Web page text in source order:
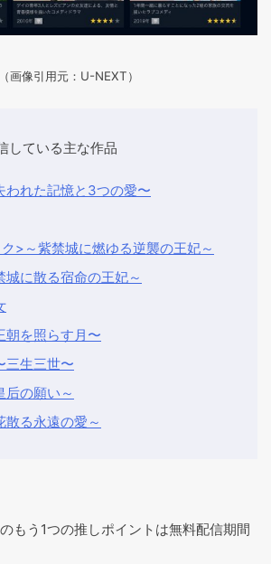
（画像引用元：U-NEXT）
ている主な作品
われた記憶と3つの愛〜
>～紫禁城に燃ゆる逆襲の王妃～
城に散る宿命の王妃～
朝を照らす月〜
三生三世〜
后の願い～
散る永遠の愛～
もう1つの推しポイントは無料配信期間